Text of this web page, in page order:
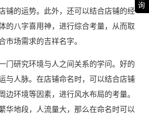
询
铺的运势。此外，还可以结合店铺的经
的八字喜用神，进行综合考量，从而取
市场需求的吉祥名字。
门研究环境与人之间关系的学问。好的
与人脉。在店铺命名时，可以结合店铺
边环境等因素，进行风水布局的考量。
华地段，人流量大，那么在命名时可以